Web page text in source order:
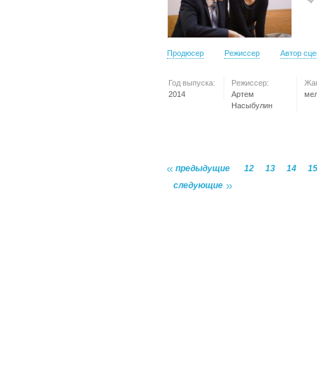
Продюсер Режиссер Автор
Год выпуска:
2014
Режиссер:
Артем
Насыбулин
предыдущие 12 13 14
15
следующие